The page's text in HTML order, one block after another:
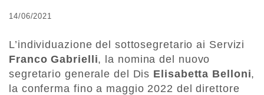
14/06/2021
L’individuazione del sottosegretario ai Servizi
Franco Gabrielli, la nomina del nuovo
segretario generale del Dis Elisabetta Belloni,
la conferma fino a maggio 2022 del direttore